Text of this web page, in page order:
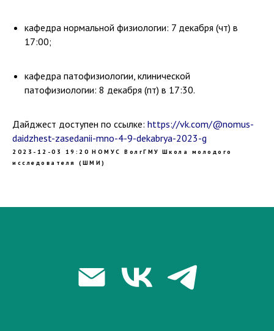
кафедра нормальной физиологии: 7 декабря (чт) в
17:00;
кафедра патофизиологии, клинической
патофизиологии: 8 декабря (пт) в 17:30.
Дайджест доступен по ссылке: https://vk.com/@nomus-
daidzhest-zasedanii-mno-4-9-dekabrya-2023-g
2023-12-03 19:20 НОМУС ВолгГМУ Школа молодого
исследователя (ШМИ)